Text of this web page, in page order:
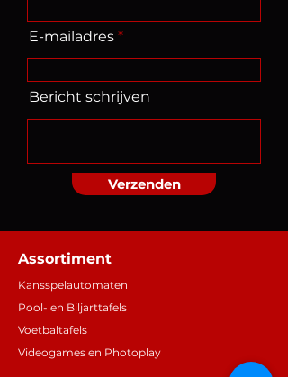
E-mailadres
Bericht schrijven
Verzenden
Assortiment
Kansspelautomaten
Pool- en Biljarttafels
Voetbaltafels
Videogames en Photoplay